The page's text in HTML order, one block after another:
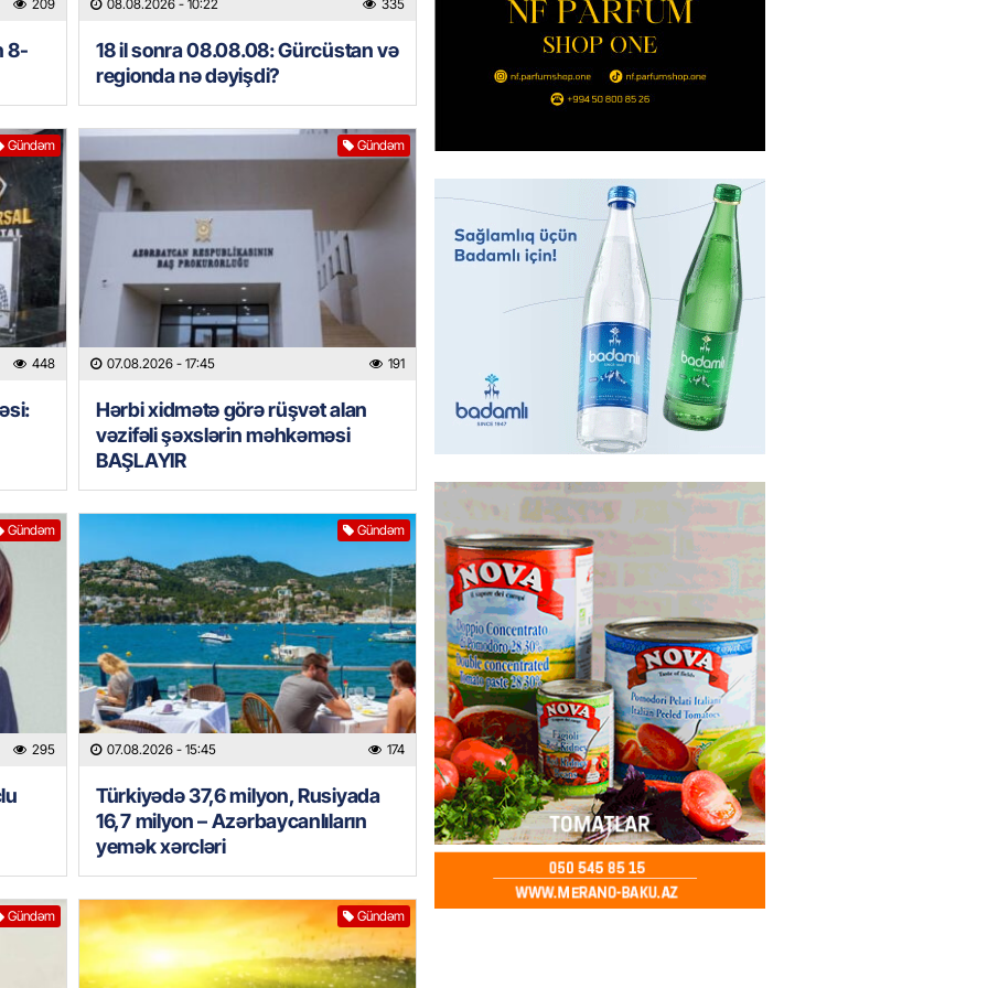
209
8-
08.08.2026 - 10:22 335
18 il sonra 08.08.08: Gürcüstan və
regionda nə dəyişdi?
Gündəm
448
Gündəm
07.08.2026 - 17:45 191
Hərbi xidmətə görə rüşvət alan
vəzifəli şəxslərin məhkəməsi
BAŞLAYIR
Gündəm
295
Gündəm
07.08.2026 - 15:45 174
Türkiyədə 37,6 milyon, Rusiyada
16,7 milyon – Azərbaycanlıların
yemək xərcləri
Gündəm Gündəm
95 yaşlı qadının milyonluq mirası ilə
bağlı qalmaqal: 546 min manatı 20
günə xərclədilər
07.08.2026- 17:15
07.08.2026 297
GÜNDƏM
Ülviyyə İlyasova fəhləyə borclu qalıb?
07.08.2026- 16:45 295
“Birgə Strateji Müdafiə Sazişi”nin
əhəmiyyəti nədir? -ŞƏRH
Albaniya klubuna keçən Kamil
“Liverpul”da oynamaq istəyir
07.08.2026- 16:15 268
HADISƏ
Tovuzda qadın qətlə yetirildi – Şübhəli
qardaşı oğludur
07.08.2026- 16:00 253
GÜNDƏM
Türkiyədə 37,6 milyon, Rusiyada 16,7
milyon – Azərbaycanlıların yemək
xərcləri
07.08.2026- 15:45